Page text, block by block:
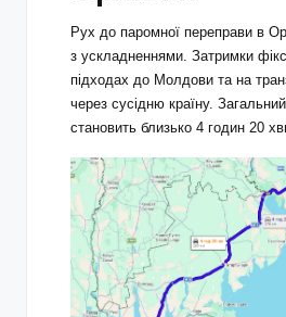
Рух до паромної переправи в
з ускладненнями. Затримки
підходах до Молдови та на
через сусідню країну.
становить близько 4 годин 20